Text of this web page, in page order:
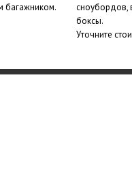
багажником.
сноубордов,
боксы.
Уточните